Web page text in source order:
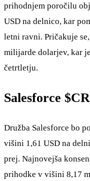
prihodnjem poročilu
USD na delnico, kar
letni ravni. Pričakuje
milijarde dolarjev, kar
četrtletju.
Salesforce
Družba Salesforce bo
višini 1,61 USD na
prej. Najnovejša
prihodke v višini 8,17